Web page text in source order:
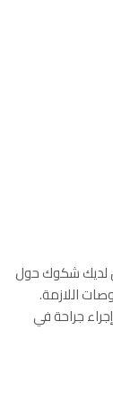
لديك شكوك حول
اللازمة.
جراحة في